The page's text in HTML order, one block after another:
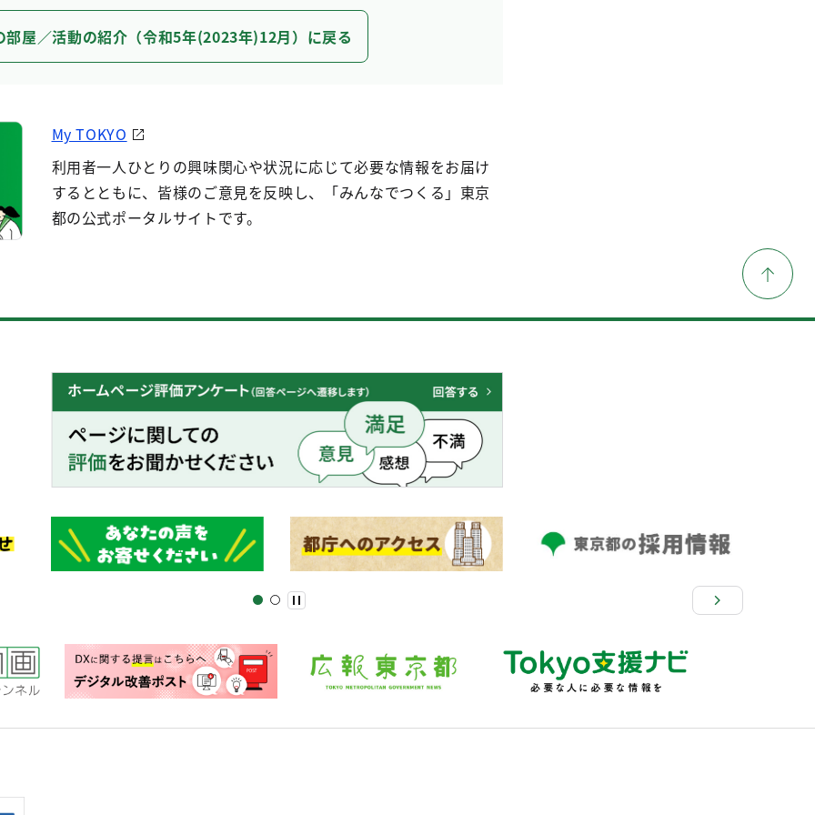
部屋／活動の紹介（令和5年(2023年)12月）に戻る
My TOKYO
利用者一人ひとりの興味関心や状況に応じて必要な情報をお届け
するとともに、皆様のご意見を反映し、「みんなでつくる」東京
都の公式ポータルサイトです。